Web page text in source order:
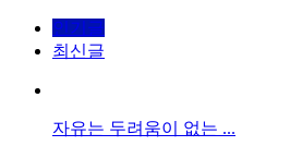
인기글
최신글
자유는 두려움이 없는 ...